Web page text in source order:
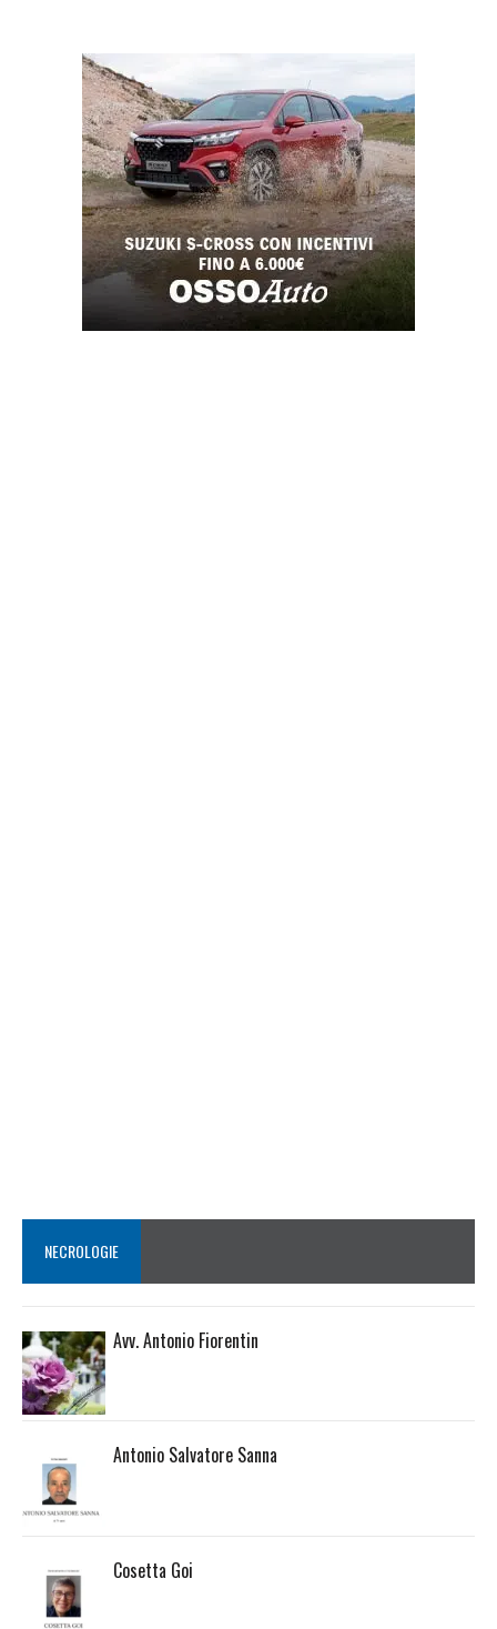
NECROLOGIE
Avv. Antonio Fiorentin
Antonio Salvatore Sanna
Cosetta Goi